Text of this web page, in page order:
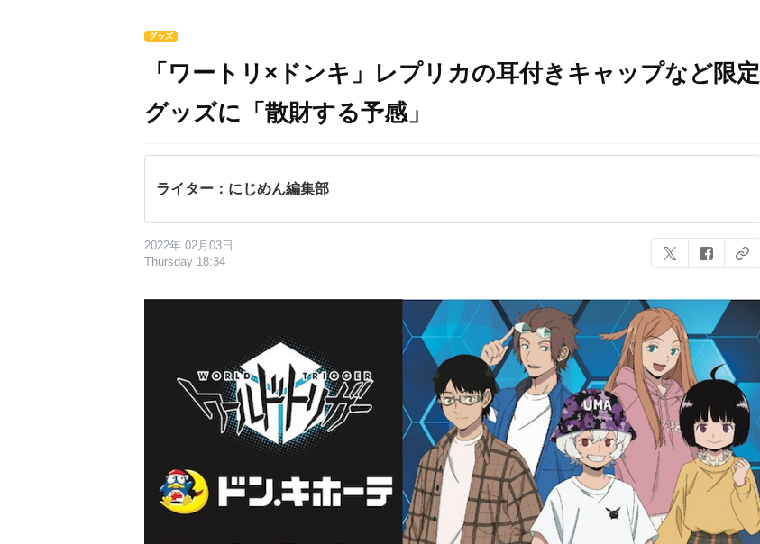
グッズ
「ワートリ×ドンキ」レプリカの耳付きキャップなど限定
グッズに「散財する予感」
ライター：にじめん編集部
2022年 02月03日
Thursday 18:34